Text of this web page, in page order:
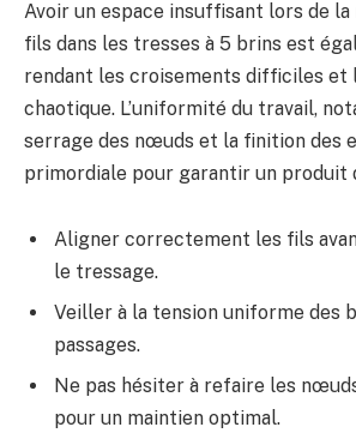
Avoir un espace insuffisant lors de
fils dans les tresses à 5 brins est
rendant les croisements difficiles et
chaotique. L’uniformité du travail,
serrage des nœuds et la finition des
primordiale pour garantir un produit
Aligner correctement les fils
le tressage.
Veiller à la tension uniforme des
passages.
Ne pas hésiter à refaire les
pour un maintien optimal.